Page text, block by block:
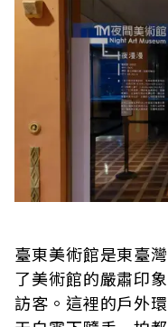
臺東美術館是東臺
了美術館的嚴肅印
訪客。這裡的戶外